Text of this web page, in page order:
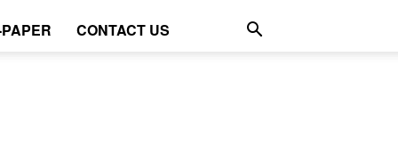
CONTACT US